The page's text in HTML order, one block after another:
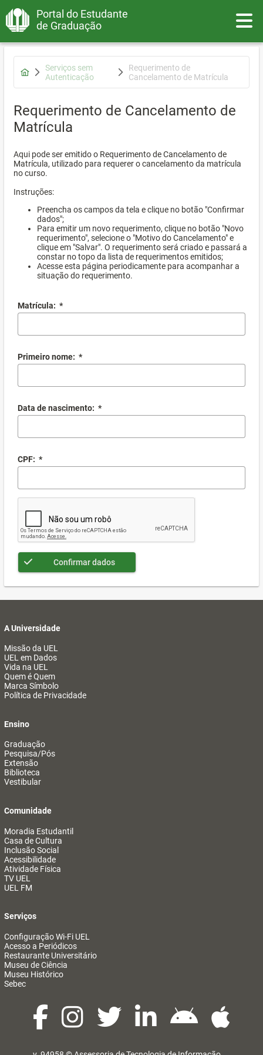
Portal do Estudante
de Graduação
Serviços sem
Autenticação
Requerimento de
Cancelamento de Matrícula
Requerimento de Cancelamento de
Matrícula
Aqui pode ser emitido o Requerimento de Cancelamento de
Matrícula, utilizado para requerer o cancelamento da matrícula
no curso.
Instruções:
Preencha os campos da tela e clique no botão "Confirmar
dados";
Para emitir um novo requerimento, clique no botão "Novo
requerimento", selecione o "Motivo do Cancelamento" e
clique em "Salvar". O requerimento será criado e passará a
constar no topo da lista de requerimentos emitidos;
Acesse esta página periodicamente para acompanhar a
situação do requerimento.
Matrícula: *
Primeiro nome: *
Data de nascimento: *
CPF: *
Confirmar dados
A Universidade
Missão da UEL
UEL em Dados
Vida na UEL
Quem é Quem
Marca Símbolo
Política de Privacidade
Ensino
Graduação
Pesquisa/Pós
Extensão
Biblioteca
Vestibular
Comunidade
Moradia Estudantil
Casa de Cultura
Inclusão Social
Acessibilidade
Atividade Física
TV UEL
UEL FM
Serviços
Configuração Wi-Fi UEL
Acesso a Periódicos
Restaurante Universitário
Museu de Ciência
Museu Histórico
Sebec